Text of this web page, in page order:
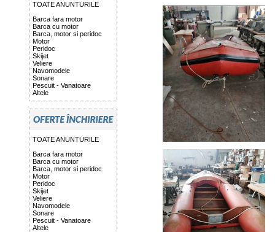
TOATE ANUNTURILE
Barca fara motor
Barca cu motor
Barca, motor si peridoc
Motor
Peridoc
Skijet
Veliere
Navomodele
Sonare
Pescuit - Vanatoare
Altele
TOATE ANUNTURILE
Barca fara motor
Barca cu motor
Barca, motor si peridoc
Motor
Peridoc
Skijet
Veliere
Navomodele
Sonare
Pescuit - Vanatoare
Altele